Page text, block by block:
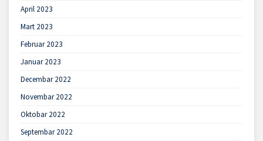
April 2023
Mart 2023
Februar 2023
Januar 2023
Decembar 2022
Novembar 2022
Oktobar 2022
Septembar 2022